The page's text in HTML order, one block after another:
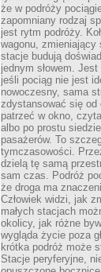
że w podróży
zapomniany rodzaj
jest rytm podróży.
wagonu,
stacje budują
jednym słowem.
jeśli pociąg nie jest
nowoczesny, sama
zdystansować się od
patrzeć w okno,
albo po prostu
pasażerów. To
tymczasowości.
dzielą tę samą
sam czas. Podróż
że droga ma
Człowiek widzi, jak
małych stacjach
okolicy, jak różne
wygląda życie poza
krótka podróż może
Stacje peryferyjne,